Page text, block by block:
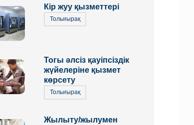
Кір жуу қызметтері
Толығырақ
Тогы әлсіз қауіпсіздік
жүйелеріне қызмет
көрсету
Толығырақ
Жылыту/жылумен